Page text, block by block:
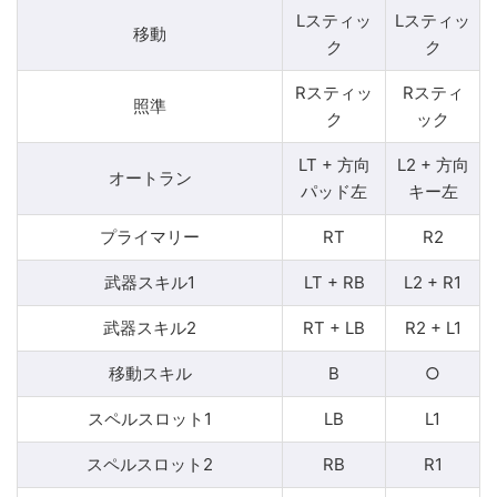
移動
Lスティッ
ク
Lスティッ
ク
照準
Rスティッ
ク
Rスティ
ック
オートラン
LT + 方向
パッド左
L2 + 方向
キー左
プライマリー RT R2
武器スキル1 LT + RB L2 + R1
武器スキル2 RT + LB R2 + L1
移動スキル B ○
スペルスロット1 LB L1
スペルスロット2 RB R1